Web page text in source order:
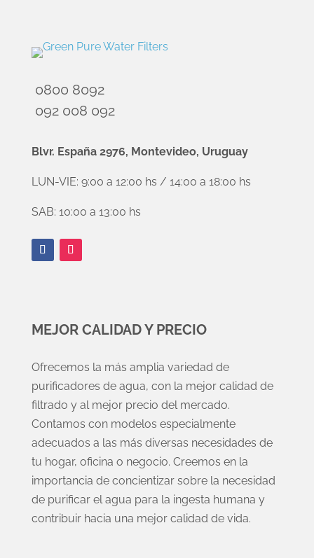
0800 8092
092 008 092
Blvr. España 2976, Montevideo, Uruguay
LUN-VIE: 9:00 a 12:00 hs / 14:00 a 18:00 hs
SAB: 10:00 a 13:00 hs
MEJOR CALIDAD Y PRECIO
Ofrecemos la más amplia variedad de
purificadores de agua, con la mejor calidad de
filtrado y al mejor precio del mercado.
Contamos con modelos especialmente
adecuados a las más diversas necesidades de
tu hogar, oficina o negocio. Creemos en la
importancia de concientizar sobre la necesidad
de purificar el agua para la ingesta humana y
contribuir hacia una mejor calidad de vida.